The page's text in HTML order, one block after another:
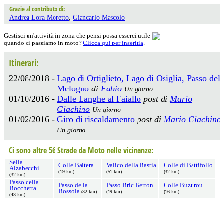
Grazie al contributo di:
Andrea Lora Moretto Giancarlo Mascolo
Gestisci un'attività in zona che pensi possa esserci utile
quando ci passiamo in moto? Clicca qui per inserirla.
Itinerari:
22/08/2018 - Lago di Ortiglieto, Lago di Osiglia, Passo del
Melogno di Fabio Un giorno
01/10/2016 - Dalle Langhe al Faiallo post di Mario
Giachino Un giorno
01/02/2016 - Giro di riscaldamento post di Mario
Un giorno
Ci sono altre 56 Strade da Moto nelle vicinanze:
Sella
Alzabecchi
(32 km)
Colle Baltera
(19 km)
Valico della Bastia
(51 km)
Colle di Battifollo
(32 km)
Passo della
Bocchetta
(43 km)
Passo della
Bossola (32 km)
Passo Bric Berton
(19 km)
Colle Buzurou
(16 km)